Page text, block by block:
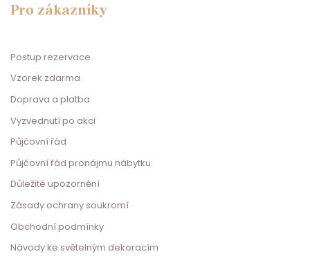
Pro zákazníky
Postup rezervace
Vzorek zdarma
Doprava a platba
Vyzvednutí po akci
Půjčovní řád
Půjčovní řád pronájmu nábytku
Důležité upozornění
Zásady ochrany soukromí
Obchodní podmínky
Návody ke světelným dekoracím